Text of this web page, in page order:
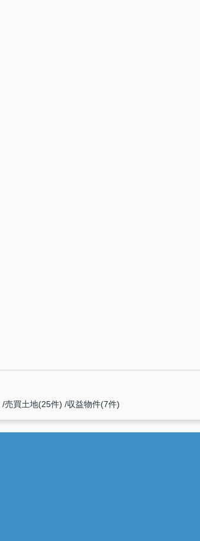
売買土地(25件) 収益物件(7件)